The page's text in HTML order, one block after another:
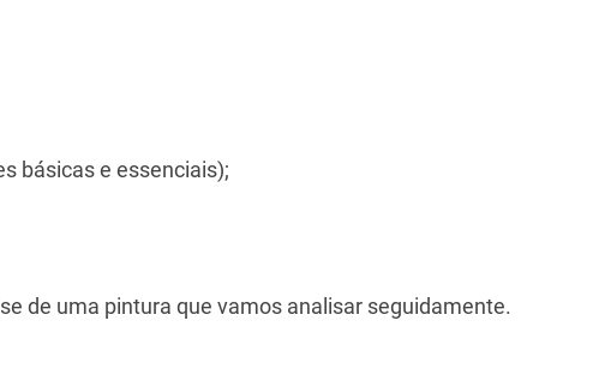
e essenciais);
de uma pintura que vamos analisar seguidamente.